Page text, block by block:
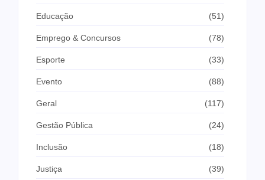
Educação (51)
Emprego & Concursos (78)
Esporte (33)
Evento (88)
Geral (117)
Gestão Pública (24)
Inclusão (18)
Justiça (39)